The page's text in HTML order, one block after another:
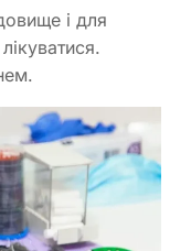
і для